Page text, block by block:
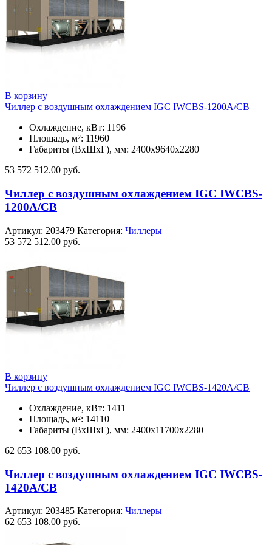
В корзину
Чиллер с воздушным охлаждением IGC IWCBS-1200A/CB
Охлаждение, кВт: 1196
Площадь, м²: 11960
Габариты (ВxШxГ), мм: 2400х9640х2280
53 572 512.00 руб.
Чиллер с воздушным охлаждением IGC IWCBS-
1200A/CB
Артикул: 203479 Категория: Чиллеры
53 572 512.00 руб.
В корзину
Чиллер с воздушным охлаждением IGC IWCBS-1420A/CB
Охлаждение, кВт: 1411
Площадь, м²: 14110
Габариты (ВxШxГ), мм: 2400х11700х2280
62 653 108.00 руб.
Чиллер с воздушным охлаждением IGC IWCBS-
1420A/CB
Артикул: 203485 Категория: Чиллеры
62 653 108.00 руб.